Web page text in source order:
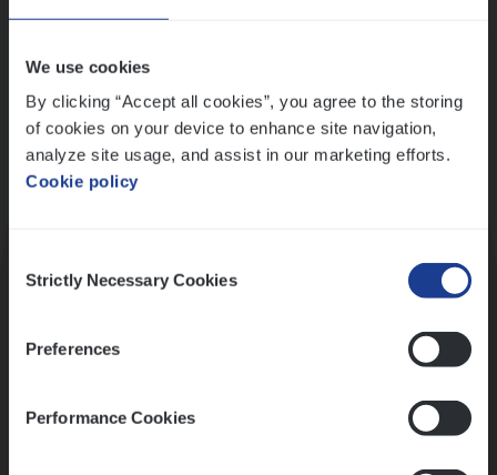
We use cookies
By clicking “Accept all cookies”, you agree to the storing
of cookies on your device to enhance site navigation,
analyze site usage, and assist in our marketing efforts.
Cookie policy
Selection
Strictly Necessary Cookies
Preferences
Performance Cookies